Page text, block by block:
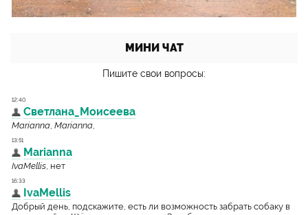
МИНИ ЧАТ
Пишите свои вопросы: